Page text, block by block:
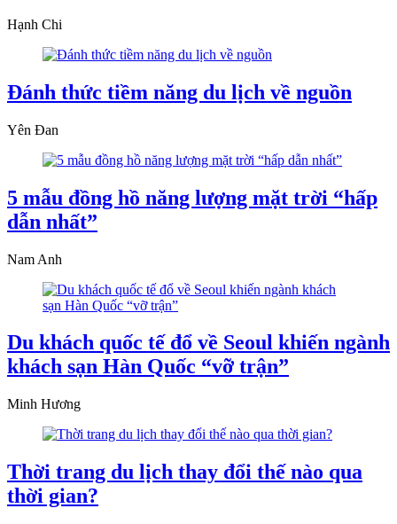
Hạnh Chi
Đánh thức tiềm năng du lịch về nguồn
Yên Đan
5 mẫu đồng hồ năng lượng mặt trời “hấp
dẫn nhất”
Nam Anh
Du khách quốc tế đổ về Seoul khiến ngành
khách sạn Hàn Quốc “vỡ trận”
Minh Hương
Thời trang du lịch thay đổi thế nào qua
thời gian?